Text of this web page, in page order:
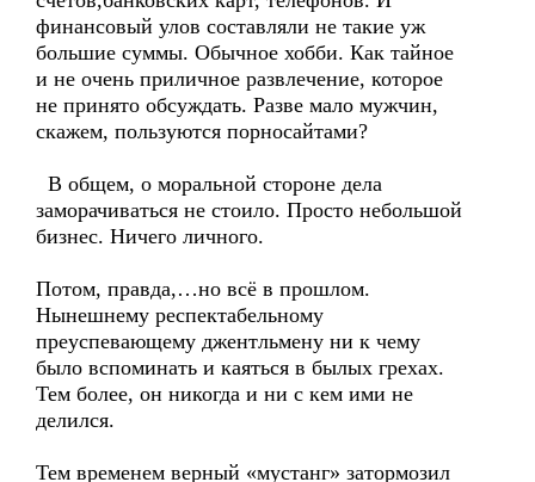
финансовый улов составляли не такие уж
большие суммы. Обычное хобби. Как тайное
и не очень приличное развлечение, которое
не принято обсуждать. Разве мало мужчин,
скажем, пользуются порносайтами?
В общем, о моральной стороне дела
заморачиваться не стоило. Просто небольшой
бизнес. Ничего личного.
Потом, правда,…но всё в прошлом.
Нынешнему респектабельному
преуспевающему джентльмену ни к чему
было вспоминать и каяться в былых грехах.
Тем более, он никогда и ни с кем ими не
делился.
Тем временем верный «мустанг» затормозил